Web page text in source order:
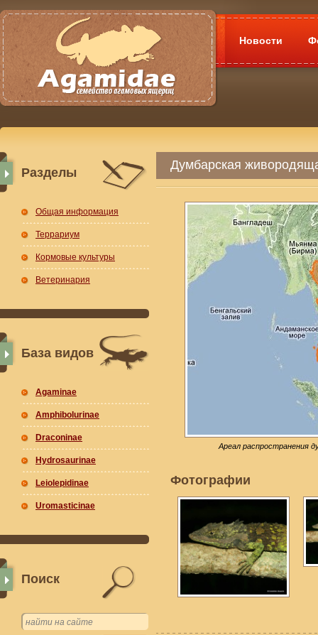
Новости
Разделы
Общая информация
Террариум
Кормовые культуры
Ветеринария
База видов
Agaminae
Amphibolurinae
Draconinae
Hydrosaurinae
Leiolepidinae
Uromasticinae
Поиск
Думбарская
Ареал распространения
Фотографии